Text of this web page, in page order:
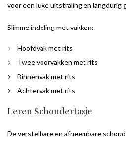
voor een luxe uitstraling en langdurig
Slimme indeling met vakken:
Hoofdvak met rits
Twee voorvakken met rits
Binnenvak met rits
Achtervak met rits
Leren Schoudertasje
De verstelbare en afneembare